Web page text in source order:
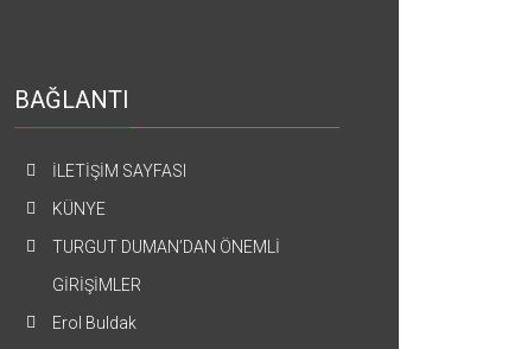
BAĞLANTI
İLETİŞİM SAYFASI
KÜNYE
TURGUT DUMAN’DAN ÖNEMLİ
GİRİŞİMLER
Erol Buldak